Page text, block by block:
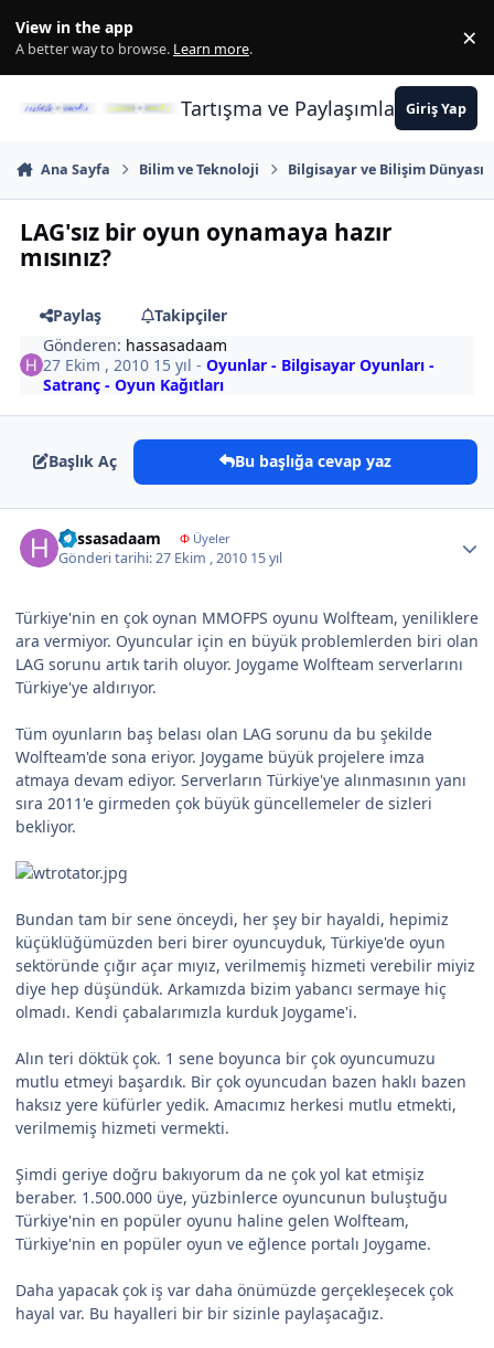
View in the app
A better way to browse. Learn more. ×
Tartışma ve PaylaşımlarınGiriş Yap
Ana Sayfa Bilim ve Teknoloji Bilgisayar ve Bilişim Dünyası
LAG'sız bir oyun oynamaya hazır
mısınız?
Paylaş
Takipçiler
Gönderen: hassasadaam
27 Ekim , 2010 15 yıl -Oyunlar - Bilgisayar Oyunları -
Satranç - Oyun Kağıtları
Başlık Aç Bu başlığa cevap yaz
hassasadaam ΦÜyeler
Gönderi tarihi:27 Ekim , 2010 15 yıl
Türkiye'nin en çok oynan MMOFPS oyunu Wolfteam, yeniliklere
ara vermiyor. Oyuncular için en büyük problemlerden biri olan
LAG sorunu artık tarih oluyor. Joygame Wolfteam serverlarını
Türkiye'ye aldırıyor.
Tüm oyunların baş belası olan LAG sorunu da bu şekilde
Wolfteam'de sona eriyor. Joygame büyük projelere imza
atmaya devam ediyor. Serverların Türkiye'ye alınmasının yanı
sıra 2011'e girmeden çok büyük güncellemeler de sizleri
bekliyor.
Bundan tam bir sene önceydi, her şey bir hayaldi, hepimiz
küçüklüğümüzden beri birer oyuncuyduk, Türkiye'de oyun
sektöründe çığır açar mıyız, verilmemiş hizmeti verebilir miyiz
diye hep düşündük. Arkamızda bizim yabancı sermaye hiç
olmadı. Kendi çabalarımızla kurduk Joygame'i.
Alın teri döktük çok. 1 sene boyunca bir çok oyuncumuzu
mutlu etmeyi başardık. Bir çok oyuncudan bazen haklı bazen
haksız yere küfürler yedik. Amacımız herkesi mutlu etmekti,
verilmemiş hizmeti vermekti.
Şimdi geriye doğru bakıyorum da ne çok yol kat etmişiz
beraber. 1.500.000 üye, yüzbinlerce oyuncunun buluştuğu
Türkiye'nin en popüler oyunu haline gelen Wolfteam,
Türkiye'nin en popüler oyun ve eğlence portalı Joygame.
Daha yapacak çok iş var daha önümüzde gerçekleşecek çok
hayal var. Bu hayalleri bir bir sizinle paylaşacağız.